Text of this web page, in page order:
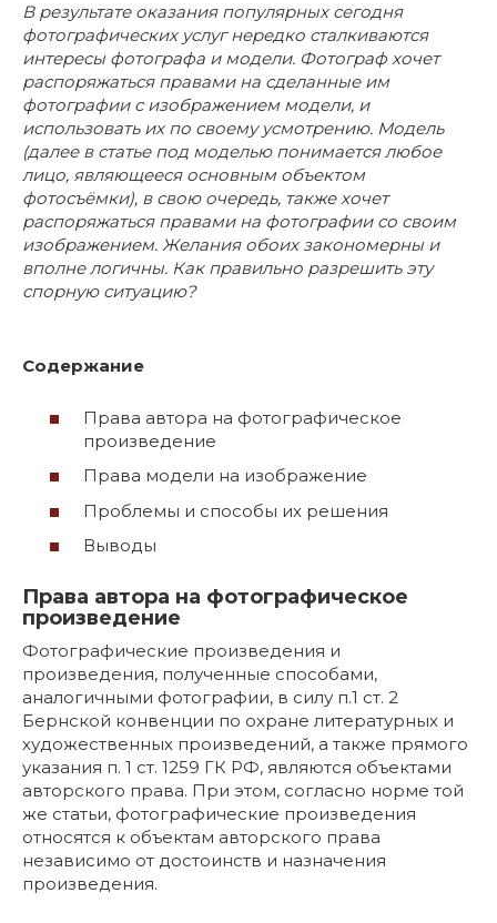
В результате оказания популярных сегодня
фотографических услуг нередко сталкиваются
интересы фотографа и модели. Фотограф хочет
распоряжаться правами на сделанные им
фотографии с изображением модели, и
использовать их по своему усмотрению. Модель
(далее в статье под моделью понимается любое
лицо, являющееся основным объектом
фотосъёмки), в свою очередь, также хочет
распоряжаться правами на фотографии со своим
изображением. Желания обоих закономерны и
вполне логичны. Как правильно разрешить эту
спорную ситуацию?
Содержание
Права автора на фотографическое
произведение
Права модели на изображение
Проблемы и способы их решения
Выводы
Права автора на фотографическое
произведение
Фотографические произведения и
произведения, полученные способами,
аналогичными фотографии, в силу п.1 ст. 2
Бернской конвенции по охране литературных и
художественных произведений, а также прямого
указания п. 1 ст. 1259 ГК РФ, являются объектами
авторского права. При этом, согласно норме той
же статьи, фотографические произведения
относятся к объектам авторского права
независимо от достоинств и назначения
произведения.